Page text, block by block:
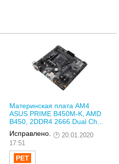
Материнская плата AM4
ASUS PRIME B450M-K, AMD
B450, 2DDR4 2666 Dual Ch...
Исправлено.
20.01.2020
17:51